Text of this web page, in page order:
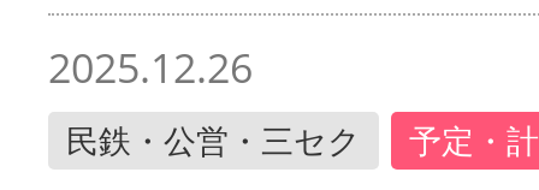
2025.12.26
民鉄・公営・三セク 予定・